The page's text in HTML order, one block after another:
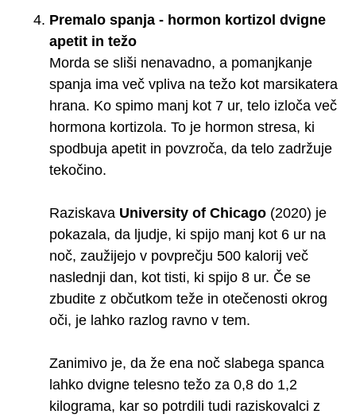
Premalo spanja - hormon kortizol dvigne
apetit in težo
Morda se sliši nenavadno, a pomanjkanje
spanja ima več vpliva na težo kot marsikatera
hrana. Ko spimo manj kot 7 ur, telo izloča več
hormona kortizola. To je hormon stresa, ki
spodbuja apetit in povzroča, da telo zadržuje
tekočino.
Raziskava University of Chicago (2020) je
pokazala, da ljudje, ki spijo manj kot 6 ur na
noč, zaužijejo v povprečju 500 kalorij več
naslednji dan, kot tisti, ki spijo 8 ur. Če se
zbudite z občutkom teže in otečenosti okrog
oči, je lahko razlog ravno v tem.
Zanimivo je, da že ena noč slabega spanca
lahko dvigne telesno težo za 0,8 do 1,2
kilograma, kar so potrdili tudi raziskovalci z